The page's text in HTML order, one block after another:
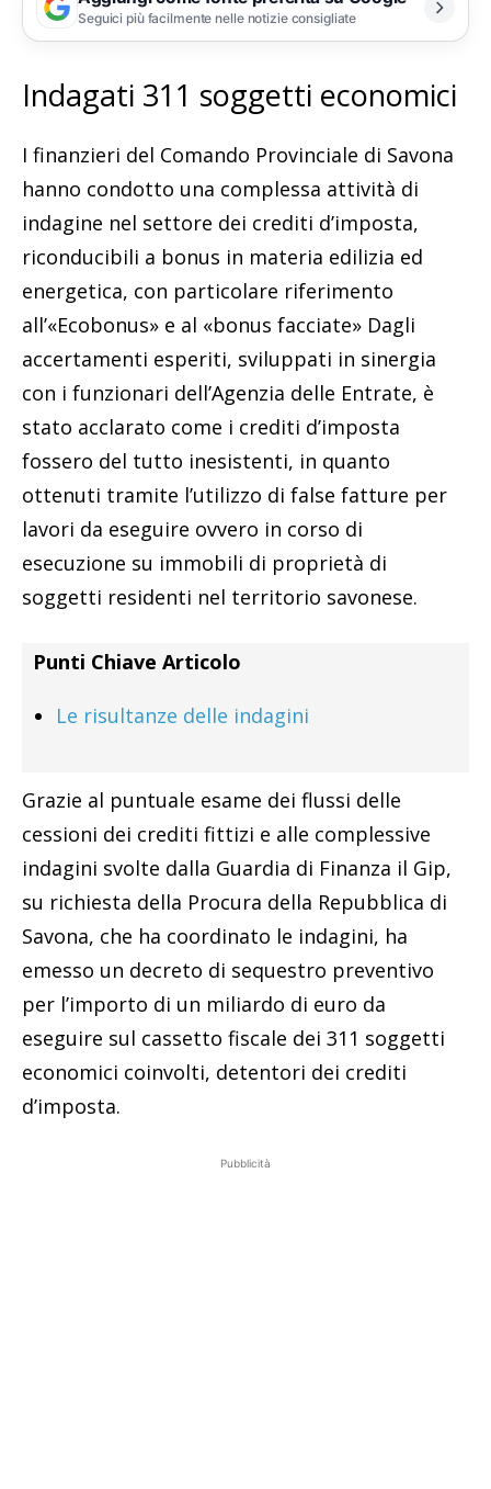
Seguici più facilmente nelle notizie consigliate
Indagati 311 soggetti economici
I finanzieri del Comando Provinciale di Savona
hanno condotto una complessa attività di
indagine nel settore dei crediti d’imposta,
riconducibili a bonus in materia edilizia ed
energetica, con particolare riferimento
all’«Ecobonus» e al «bonus facciate» Dagli
accertamenti esperiti, sviluppati in sinergia
con i funzionari dell’Agenzia delle Entrate, è
stato acclarato come i crediti d’imposta
fossero del tutto inesistenti, in quanto
ottenuti tramite l’utilizzo di false fatture per
lavori da eseguire ovvero in corso di
esecuzione su immobili di proprietà di
soggetti residenti nel territorio savonese.
Punti Chiave Articolo
Le risultanze delle indagini
Grazie al puntuale esame dei flussi delle
cessioni dei crediti fittizi e alle complessive
indagini svolte dalla Guardia di Finanza il Gip,
su richiesta della Procura della Repubblica di
Savona, che ha coordinato le indagini, ha
emesso un decreto di sequestro preventivo
per l’importo di un miliardo di euro da
eseguire sul cassetto fiscale dei 311 soggetti
economici coinvolti, detentori dei crediti
d’imposta.
Pubblicità